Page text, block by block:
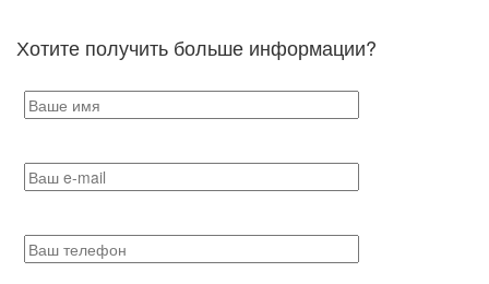
Хотите получить больше информации?